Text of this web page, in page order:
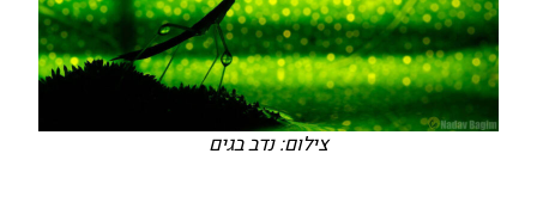
צילום: נדב בגים